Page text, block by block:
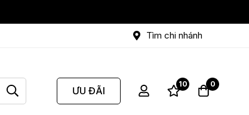
Tìm chi nhánh
ƯU ĐÃI
10 0